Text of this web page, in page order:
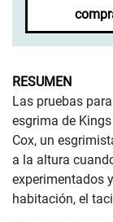
RESUMEN
Las pruebas
esgrima de
Cox, un
a la altura
experimentados
habitación, el